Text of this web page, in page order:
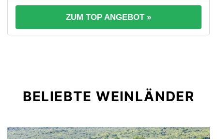
ZUM TOP ANGEBOT »
BELIEBTE WEINLÄNDER